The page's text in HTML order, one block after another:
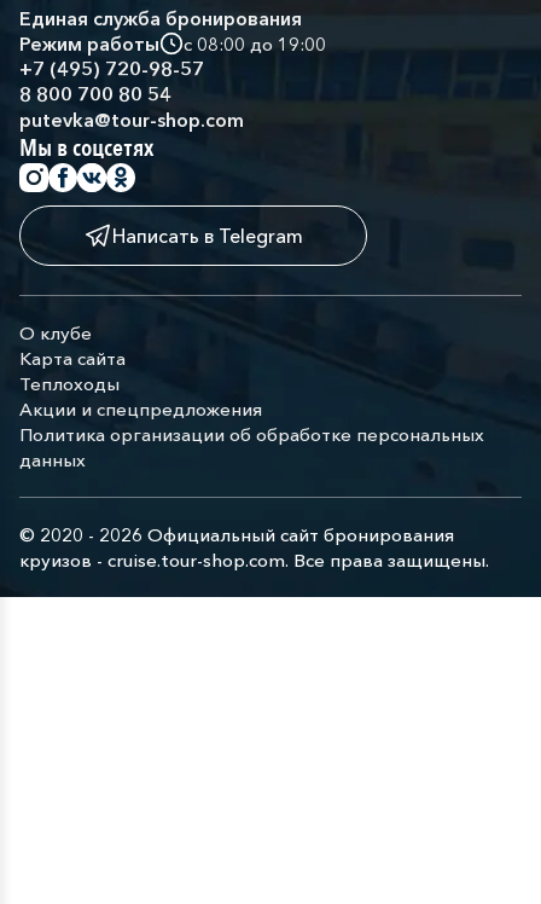
Единая служба бронирования
Режим работы
с 08:00 до 19:00
+7 (495) 720-98-57
8 800 700 80 54
putevka@tour-shop.com
Мы в соцсетях
Написать в Telegram
О клубе
Карта сайта
Теплоходы
Акции и спецпредложения
Политика организации об обработке персональных
данных
© 2020 - 2026 Официальный сайт бронирования
круизов - cruise.tour-shop.com. Все права защищены.